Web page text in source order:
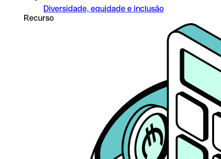
Diversidade, equidade e inclusão
Recurso